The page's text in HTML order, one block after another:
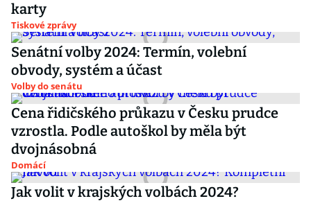
karty
Tiskové zprávy
Senátní volby 2024: Termín, volební
obvody, systém a účast
Volby do senátu
Cena řidičského průkazu v Česku prudce
vzrostla. Podle autoškol by měla být
dvojnásobná
Domácí
Jak volit v krajských volbách 2024?